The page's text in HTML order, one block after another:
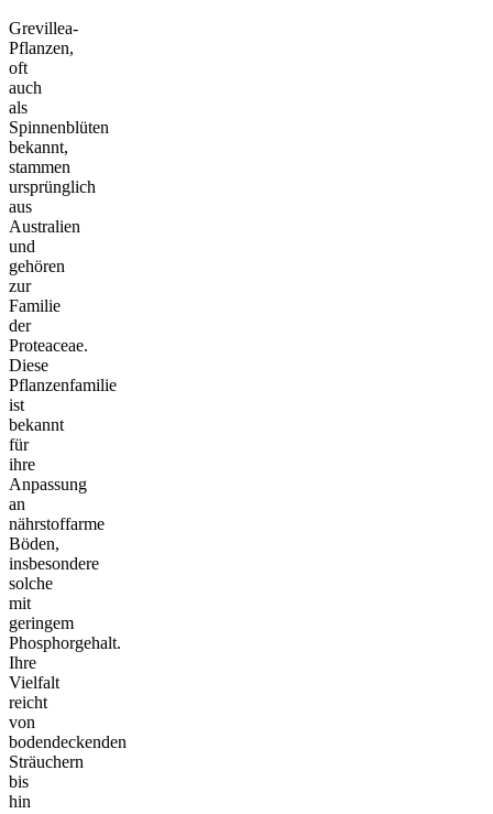
Grevillea-
Pflanzen,
oft
auch
als
Spinnenblüten
bekannt,
stammen
ursprünglich
aus
Australien
und
gehören
zur
Familie
der
Proteaceae.
Diese
Pflanzenfamilie
ist
bekannt
für
ihre
Anpassung
an
nährstoffarme
Böden,
insbesondere
solche
mit
geringem
Phosphorgehalt.
Ihre
Vielfalt
reicht
von
bodendeckenden
Sträuchern
bis
hin